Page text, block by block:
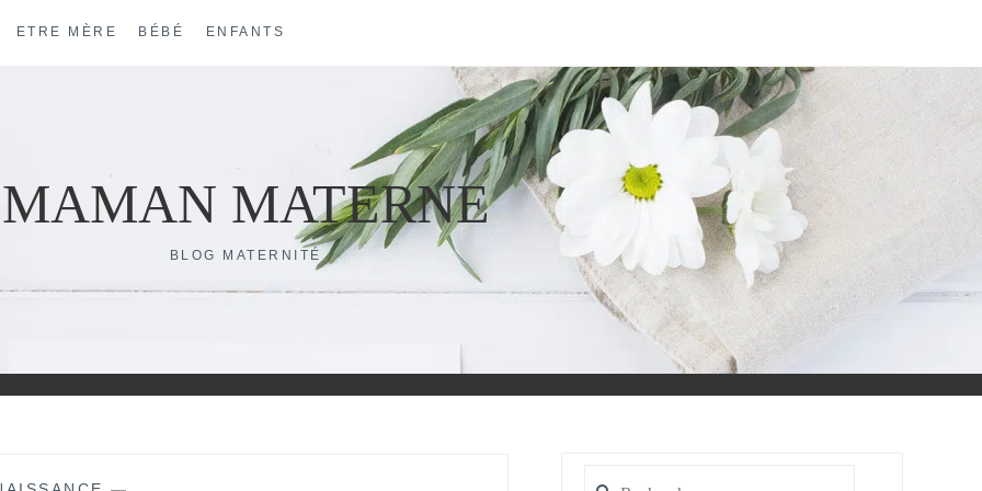
ETRE MÈRE BÉBÉ ENFANTS
MAMAN MATERNE
BLOG MATERNITÉ